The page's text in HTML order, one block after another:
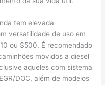
tem elevada
versatilidade de uso em
ou S500. É recomendado
movidos a diesel
aqueles com sistema
DOC, além de modelos